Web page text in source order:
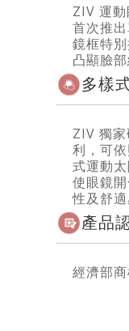
ZIV 運動
首次推
鏡框特
凸顯臉部
多樣
ZIV 獨
利，可
式運動
使眼鏡
性及舒適
產品
經濟部